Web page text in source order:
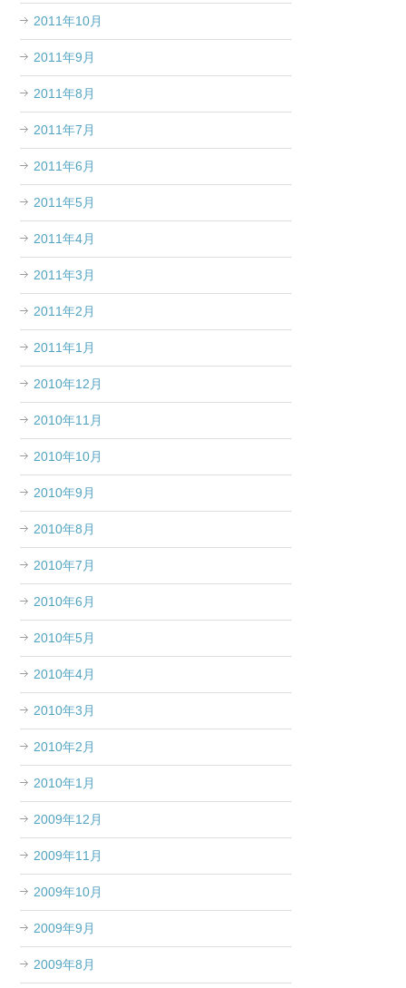
2011年10月
2011年9月
2011年8月
2011年7月
2011年6月
2011年5月
2011年4月
2011年3月
2011年2月
2011年1月
2010年12月
2010年11月
2010年10月
2010年9月
2010年8月
2010年7月
2010年6月
2010年5月
2010年4月
2010年3月
2010年2月
2010年1月
2009年12月
2009年11月
2009年10月
2009年9月
2009年8月